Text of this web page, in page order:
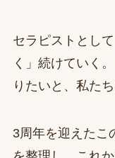
セラピストとし
く」続けていく
りたいと、私た
3周年を迎えたこ